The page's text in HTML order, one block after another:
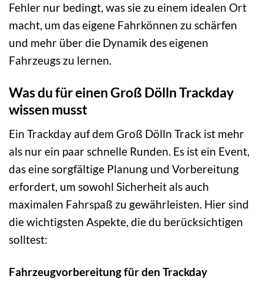
Fehler nur bedingt, was sie zu einem idealen Ort
macht, um das eigene Fahrkönnen zu schärfen
und mehr über die Dynamik des eigenen
Fahrzeugs zu lernen.
Was du für einen Groß Dölln Trackday
wissen musst
Ein Trackday auf dem Groß Dölln Track ist mehr
als nur ein paar schnelle Runden. Es ist ein Event,
das eine sorgfältige Planung und Vorbereitung
erfordert, um sowohl Sicherheit als auch
maximalen Fahrspaß zu gewährleisten. Hier sind
die wichtigsten Aspekte, die du berücksichtigen
solltest:
Fahrzeugvorbereitung für den Trackday